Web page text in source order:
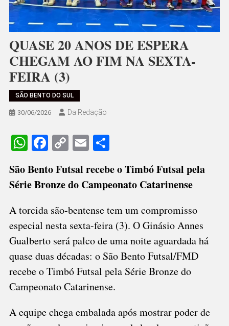
QUASE 20 ANOS DE ESPERA
CHEGAM AO FIM NA SEXTA-
FEIRA (3)
SÃO BENTO DO SUL
30/06/2026 Da Redação
WhatsApp
Facebook
CopyEmailShare
São Bento Futsal recebe o Timbó Futsal pela
Série Bronze do Campeonato Catarinense
A torcida são-bentense tem um compromisso
especial nesta sexta-feira (3). O Ginásio Annes
Gualberto será palco de uma noite aguardada há
quase duas décadas: o São Bento Futsal/FMD
recebe o Timbó Futsal pela Série Bronze do
Campeonato Catarinense.
A equipe chega embalada após mostrar poder de